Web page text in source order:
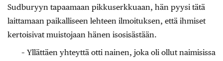
Sudburyyn tapaamaan pikkuserkkuaan, hän pyysi tätä
laittamaan paikalliseen lehteen ilmoituksen, että ihmiset
kertoisivat muistojaan hänen isosisästään.
– Yllättäen yhteyttä otti nainen, joka oli ollut naimisissa